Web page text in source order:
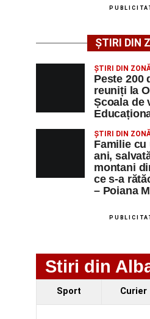
ȘTIRI DIN
ȘTIRI DIN
Peste 200
reuniți la
Școala de
ȘTIRI DIN
Familie cu
ani,
montani
ce s-a
– Poiana
Stiri din
Sport Curier